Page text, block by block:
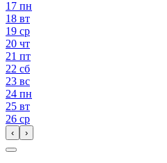
17 пн
18 вт
19 ср
20 чт
21 пт
22 сб
23 вс
24 пн
25 вт
26 ср
‹ ›